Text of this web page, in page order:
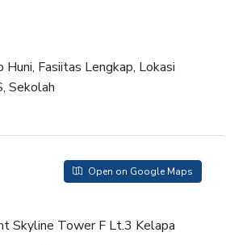
Huni, Fasiitas Lengkap, Lokasi
Sekolah
Open on Google Maps
Skyline Tower F Lt.3 Kelapa